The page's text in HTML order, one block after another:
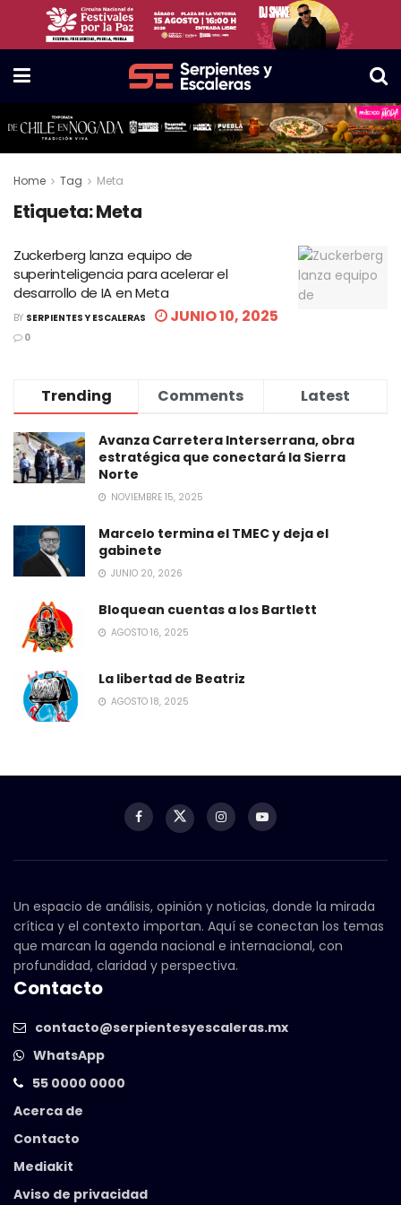
Home Tag Meta
Etiqueta:Meta
Zuckerberg lanza equipo de
superinteligencia para acelerar el
desarrollo de IA en Meta
BY SERPIENTES Y ESCALERAS JUNIO 10, 2025
0
Trending Comments Latest
Avanza Carretera Interserrana, obra
estratégica que conectará la Sierra
Norte
NOVIEMBRE 15, 2025
Marcelo termina el TMEC y deja el
gabinete
JUNIO 20, 2026
Bloquean cuentas a los Bartlett
AGOSTO 16, 2025
La libertad de Beatriz
AGOSTO 18, 2025
Un espacio de análisis, opinión y noticias, donde la mirada
crítica y el contexto importan. Aquí se conectan los temas
que marcan la agenda nacional e internacional, con
profundidad, claridad y perspectiva.
Contacto
contacto@serpientesyescaleras.mx
WhatsApp
55 0000 0000
Acerca de
Contacto
Mediakit
Aviso de privacidad